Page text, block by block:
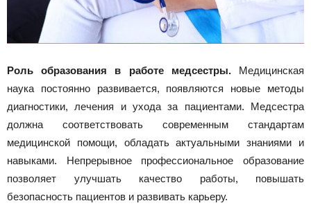
Роль образования в работе медсестры. Медицинская
наука постоянно развивается, появляются новые методы
диагностики, лечения и ухода за пациентами. Медсестра
должна соответствовать современным стандартам
медицинской помощи, обладать актуальными знаниями и
навыками. Непрерывное профессиональное образование
позволяет улучшать качество работы, повышать
безопасность пациентов и развивать карьеру.